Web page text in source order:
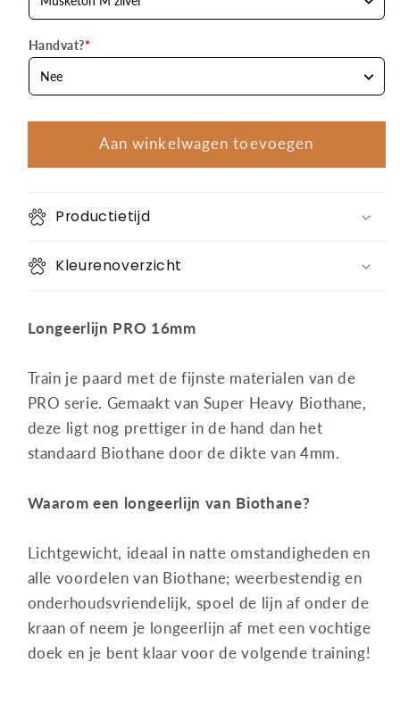
Handvat?*
Aan winkelwagen toevoegen
Productietijd
Kleurenoverzicht
Longeerlijn PRO 16mm
Train je paard met de fijnste materialen van de
PRO serie. Gemaakt van Super Heavy Biothane,
deze ligt nog prettiger in de hand dan het
standaard Biothane door de dikte van 4mm.
Waarom een longeerlijn van Biothane?
Lichtgewicht, ideaal in natte omstandigheden en
alle voordelen van Biothane; weerbestendig en
onderhoudsvriendelijk, spoel de lijn af onder de
kraan of neem je longeerlijn af met een vochtige
doek en je bent klaar voor de volgende training!